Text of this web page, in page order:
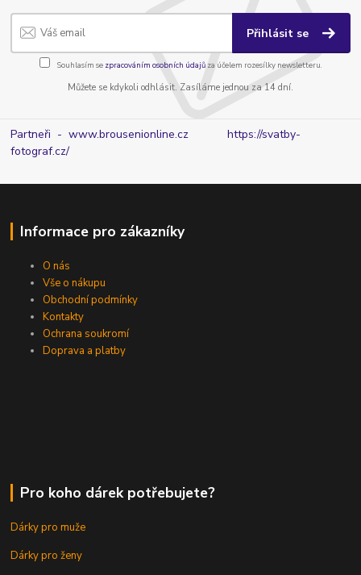
Přihlásit se
Souhlasím se zpracováním osobních údajůza účelem rozesílky newsletteru.
Můžete se kdykoli odhlásit. Zasíláme jednou za 14 dní.
Partneři - www.brousenionline.czhttps://svatby-
fotograf.cz/
Informace pro zákazníky
O nás
Vše o nákupu
Obchodní podmínky
Kontakty
Ochrana soukromí
Doprava a platby
Pro koho dárek potřebujete?
Dárky pro muže
Dárky pro ženy